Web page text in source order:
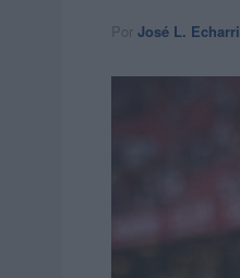
Por José L. Echarri